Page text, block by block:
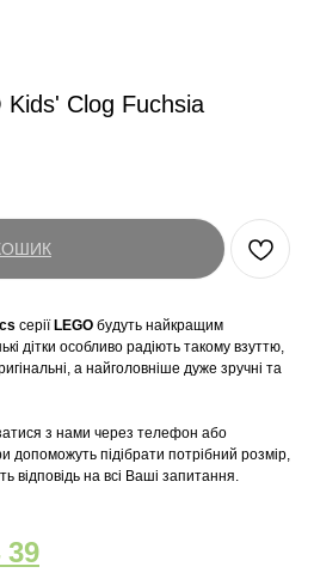
Clog Fuchsia
серії LEGO будуть найкращим
дітки особливо радіють такому взуттю,
а найголовніше дуже зручні та
з нами через телефон або
підібрати потрібний розмір,
відповідь на всі Ваші запитання.
39